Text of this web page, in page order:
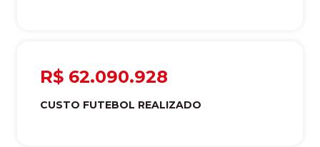
R$ 62.090.928
CUSTO FUTEBOL REALIZADO